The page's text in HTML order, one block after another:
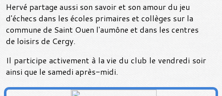
Hervé partage aussi son savoir et son amour du jeu
d'échecs dans les écoles primaires et collèges sur la
commune de Saint Ouen l'aumône et dans les centres
de loisirs de Cergy.
Il participe activement à la vie du club le vendredi soir
ainsi que le samedi après-midi.